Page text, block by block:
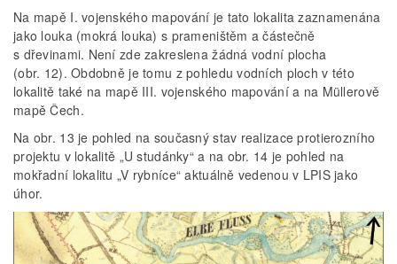
Na mapě I. vojenského mapování je tato lokalita zaznamenána
jako louka (mokrá louka) s prameništěm a částečně
s dřevinami. Není zde zakreslena žádná vodní plocha
(obr. 12). Obdobně je tomu z pohledu vodních ploch v této
lokalitě také na mapě III. vojenského mapování a na Müllerově
mapě Čech.
Na obr. 13 je pohled na současný stav realizace protierozního
projektu v lokalitě „U studánky“ a na obr. 14 je pohled na
mokřadní lokalitu „V rybníce“ aktuálně vedenou v LPIS jako
úhor.